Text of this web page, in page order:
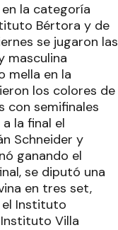
la categoría
Bértora y de
se jugaron las
masculina
mella en la
los colores de
con semifinales
la final el
Schneider y
ganando el
se diputó una
en tres set,
el Instituto
Villa